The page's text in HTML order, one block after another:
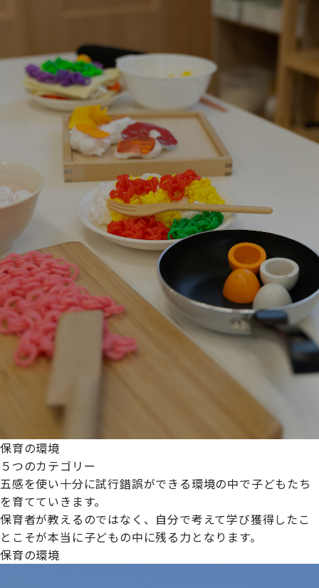
保育の環境
５つのカテゴリー
五感を使い十分に試行錯誤ができる環境の中で子どもたち
を育てていきます。
保育者が教えるのではなく、自分で考えて学び獲得したこ
とこそが本当に子どもの中に残る力となります。
保育の環境